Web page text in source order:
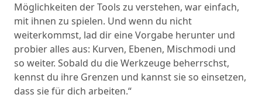
Möglichkeiten der Tools zu verstehen, war einfach,
mit ihnen zu spielen. Und wenn du nicht
weiterkommst, lad dir eine Vorgabe herunter und
probier alles aus: Kurven, Ebenen, Mischmodi und
so weiter. Sobald du die Werkzeuge beherrschst,
kennst du ihre Grenzen und kannst sie so einsetzen,
dass sie für dich arbeiten.“